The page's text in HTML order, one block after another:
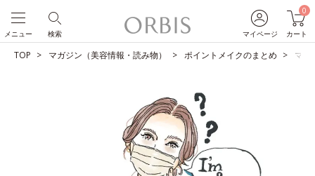
マイページ
0
カート
検索
メニュー
TOP マガジン（美容情報・読み物） ポイントメイクのまとめ マス